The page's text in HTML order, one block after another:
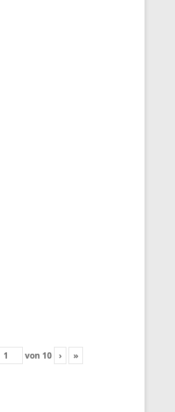
von 10 › »